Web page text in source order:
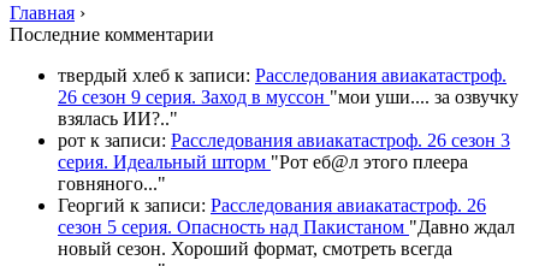
Главная ›
Последние комментарии
твердый хлеб к записи: Расследования авиакатастроф.
26 сезон 9 серия. Заход в муссон "мои уши.... за озвучку
взялась ИИ?.."
рот к записи: Расследования авиакатастроф. 26 сезон 3
серия. Идеальный шторм "Рот еб@л этого плеера
говняного..."
Георгий к записи: Расследования авиакатастроф. 26
сезон 5 серия. Опасность над Пакистаном "Давно ждал
новый сезон. Хороший формат, смотреть всегда